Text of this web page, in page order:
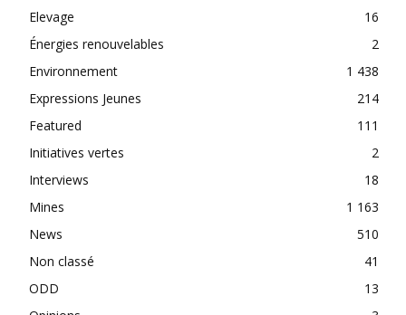
Elevage
16
Énergies renouvelables
2
Environnement
1 438
Expressions Jeunes
214
Featured
111
Initiatives vertes
2
Interviews
18
Mines
1 163
News
510
Non classé
41
ODD
13